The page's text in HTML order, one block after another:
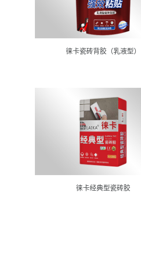
徕卡瓷砖背胶（乳液型）
徕卡经典型瓷砖胶